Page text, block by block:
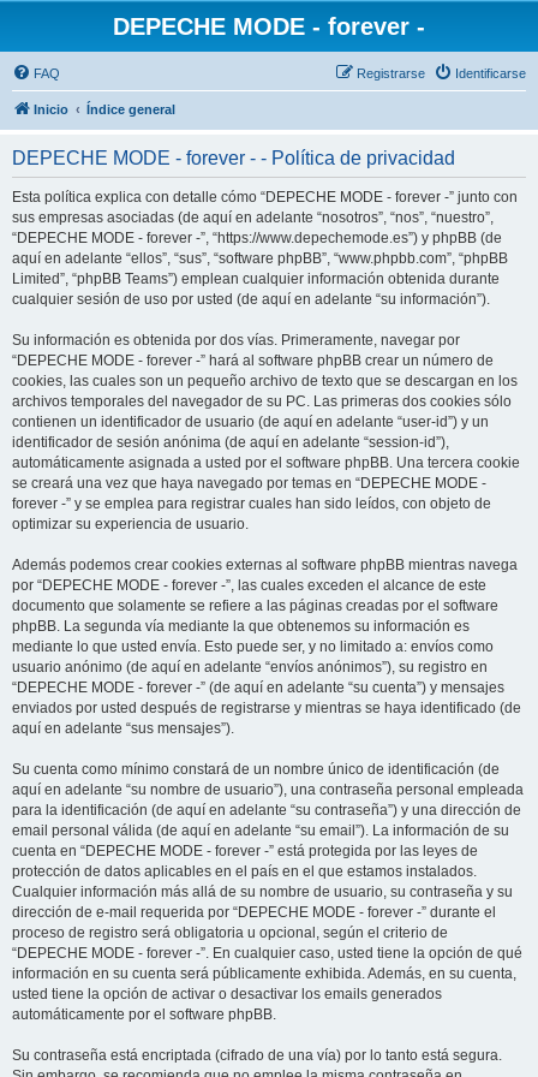
DEPECHE MODE - forever -
FAQ Identificarse
Registrarse
Inicio Índice general
DEPECHE MODE - forever - - Política de privacidad
Esta política explica con detalle cómo “DEPECHE MODE - forever -” junto con
sus empresas asociadas (de aquí en adelante “nosotros”, “nos”, “nuestro”,
“DEPECHE MODE - forever -”, “https://www.depechemode.es”) y phpBB (de
aquí en adelante “ellos”, “sus”, “software phpBB”, “www.phpbb.com”, “phpBB
Limited”, “phpBB Teams”) emplean cualquier información obtenida durante
cualquier sesión de uso por usted (de aquí en adelante “su información”).
Su información es obtenida por dos vías. Primeramente, navegar por
“DEPECHE MODE - forever -” hará al software phpBB crear un número de
cookies, las cuales son un pequeño archivo de texto que se descargan en los
archivos temporales del navegador de su PC. Las primeras dos cookies sólo
contienen un identificador de usuario (de aquí en adelante “user-id”) y un
identificador de sesión anónima (de aquí en adelante “session-id”),
automáticamente asignada a usted por el software phpBB. Una tercera cookie
se creará una vez que haya navegado por temas en “DEPECHE MODE -
forever -” y se emplea para registrar cuales han sido leídos, con objeto de
optimizar su experiencia de usuario.
Además podemos crear cookies externas al software phpBB mientras navega
por “DEPECHE MODE - forever -”, las cuales exceden el alcance de este
documento que solamente se refiere a las páginas creadas por el software
phpBB. La segunda vía mediante la que obtenemos su información es
mediante lo que usted envía. Esto puede ser, y no limitado a: envíos como
usuario anónimo (de aquí en adelante “envíos anónimos”), su registro en
“DEPECHE MODE - forever -” (de aquí en adelante “su cuenta”) y mensajes
enviados por usted después de registrarse y mientras se haya identificado (de
aquí en adelante “sus mensajes”).
Su cuenta como mínimo constará de un nombre único de identificación (de
aquí en adelante “su nombre de usuario”), una contraseña personal empleada
para la identificación (de aquí en adelante “su contraseña”) y una dirección de
email personal válida (de aquí en adelante “su email”). La información de su
cuenta en “DEPECHE MODE - forever -” está protegida por las leyes de
protección de datos aplicables en el país en el que estamos instalados.
Cualquier información más allá de su nombre de usuario, su contraseña y su
dirección de e-mail requerida por “DEPECHE MODE - forever -” durante el
proceso de registro será obligatoria u opcional, según el criterio de
“DEPECHE MODE - forever -”. En cualquier caso, usted tiene la opción de qué
información en su cuenta será públicamente exhibida. Además, en su cuenta,
usted tiene la opción de activar o desactivar los emails generados
automáticamente por el software phpBB.
Su contraseña está encriptada (cifrado de una vía) por lo tanto está segura.